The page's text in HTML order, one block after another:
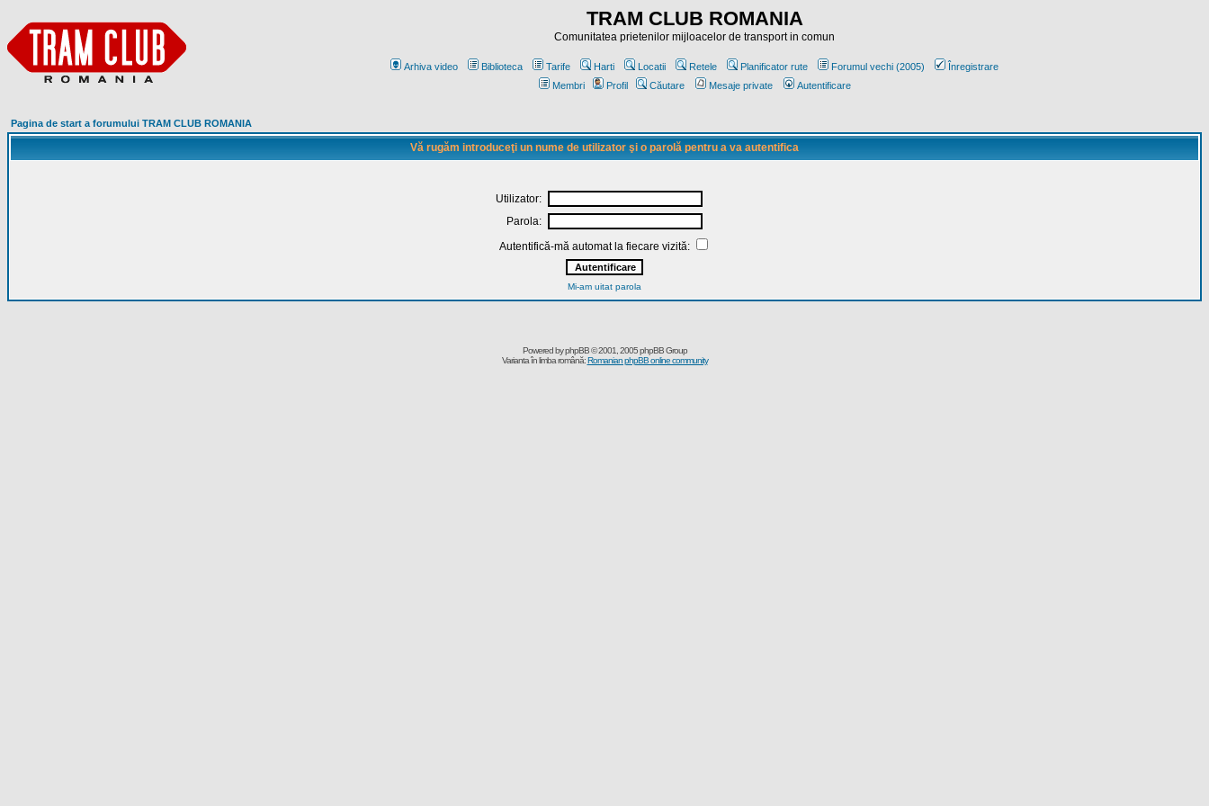
TRAM CLUB ROMANIA
Comunitatea prietenilor mijloacelor de transport in comun
Arhiva video Biblioteca Tarife Harti Locatii Retele Planificator rute Forumul vechi (2005)
Înregistrare
Membri
Profil Căutare Mesaje private Autentificare
Pagina de start a forumului TRAM CLUB ROMANIA
Vă rugăm introduceţi un nume de utilizator şi o parolă pentru a va autentifica
Utilizator:
Parola:
Autentifică-mă automat la fiecare vizită:
Mi-am uitat parola
Powered byphpBB© 2001, 2005 phpBB Group
Varianta în limba română:Romanian phpBB online community